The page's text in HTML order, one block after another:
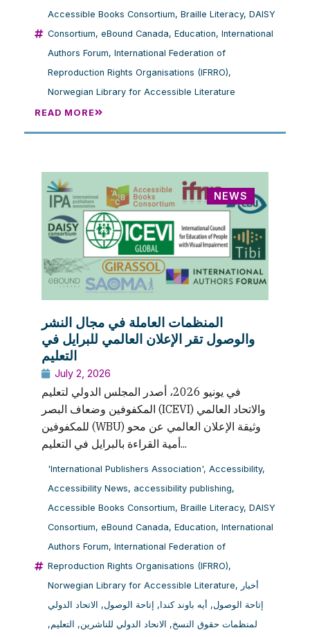
Accessible Books Consortium, Braille Literacy, DAISY
Consortium, eBound Canada, Education, International
Authors Forum, International Federation of
Reproduction Rights Organisations (IFRRO),
Norwegian Library for Accessible Literature
READ MORE
NEWS
المنظمات العاملة في مجال النشر
والوصول تقر الإعلان العالمي للبرايل في
التعليم
July 2, 2026
في يونيو 2026، أصدر المجلس الدولي لتعليم
المكفوفين وضعاف البصر (ICEVI) والاتحاد العالمي
للمكفوفين (WBU) وثيقة الإعلان العالمي عن محو
أمية القراءة بالبرايل في التعليم...
'International Publishers Association', Accessibility,
Accessibility News, accessibility publishing,
Accessible Books Consortium, Braille Literacy, DAISY
Consortium, eBound Canada, Education, International
Authors Forum, International Federation of
Reproduction Rights Organisations (IFRRO),
Norwegian Library for Accessible Literature, أخبار
إتاحة الوصول, أيه باوند كندا, إتاحة الوصول, الاتحاد الدولي
لمنظمات حقوق النسخ, الانحاد الدولي للناشرين, التعليم ,